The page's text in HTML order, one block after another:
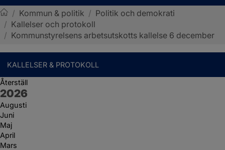
Sotenäs kommun
/ Kommun & politik / Politik och demokrati
/ Kallelser och protokoll
/ Kommunstyrelsens arbetsutskotts kallelse 6 december
KALLELSER & PROTOKOLL
Återställ
År:
2026
Augusti
Juni
Maj
April
Mars